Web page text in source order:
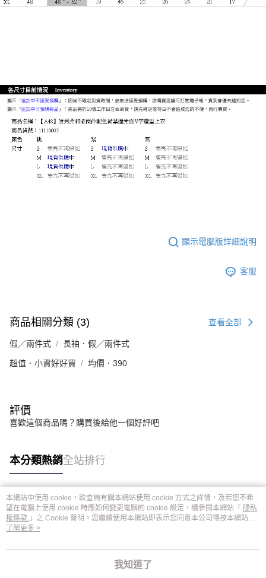
顯示電腦版詳細說明
客服
商品相關分類 (3) 查看全部
假／兩件式 長袖．假／兩件式
超值．小資好好買 均價．390
評價
喜歡這個商品嗎？購買後給他一個好評吧
本分類熱銷全站排行
熱門標籤
本網站中使用 cookie，欲查詢有關本網站使用 cookie 方式之詳情，及若您不希
望在電腦上使用 cookie 時應如何變更電腦的 cookie 設定，請參閱本網站「 隱私
權條款 」之 Cookie 聲明。您繼續使用本網站即表示您同意本公司得按本網站使
用條款之 Cookie 聲明使用 cookie。
了解更多 >
我知道了